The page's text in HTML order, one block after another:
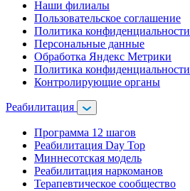
Наши филиалы
Пользовательское соглашение
Политика конфиденциальности
Персональные данные
Обработка Яндекс Метрики
Политика конфиденциальности
Контролирующие органы
Реабилитация
Программа 12 шагов
Реабилитация Day Top
Миннесотская модель
Реабилитация наркоманов
Терапевтическое сообщество